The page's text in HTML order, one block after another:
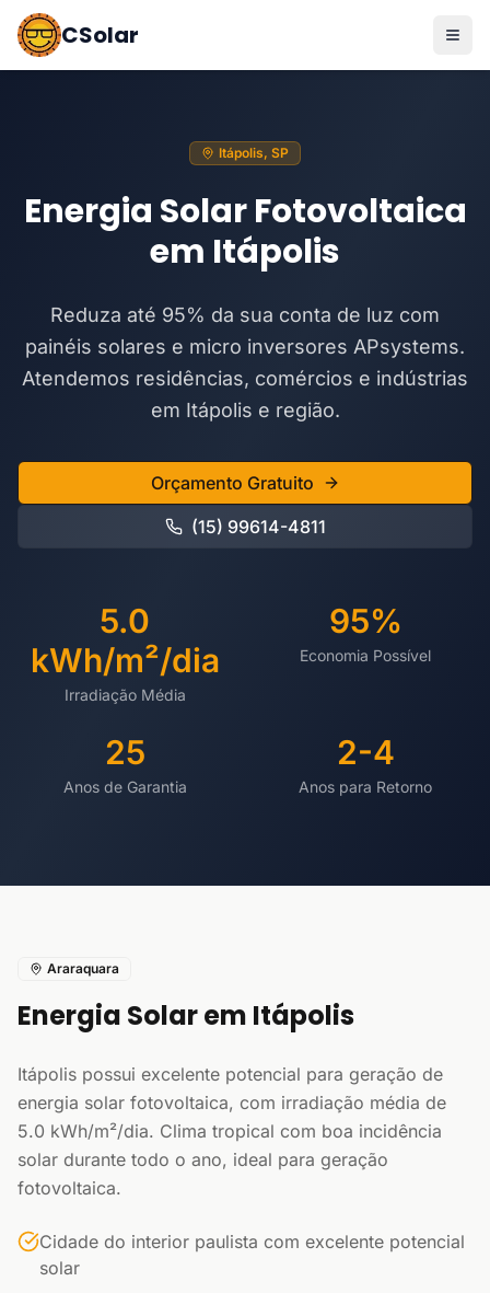
CSolar
Itápolis, SP
Energia Solar Fotovoltaica
em Itápolis
Reduza até 95% da sua conta de luz com
painéis solares e micro inversores APsystems.
Atendemos residências, comércios e indústrias
em Itápolis e região.
Orçamento Gratuito
(15) 99614-4811
5.0
kWh/m²/dia
Irradiação Média
95%
Economia Possível
25
Anos de Garantia
2-4
Anos para Retorno
Araraquara
Energia Solar em Itápolis
Itápolis possui excelente potencial para geração de
energia solar fotovoltaica, com irradiação média de
5.0 kWh/m²/dia. Clima tropical com boa incidência
solar durante todo o ano, ideal para geração
fotovoltaica.
Cidade do interior paulista com excelente potencial
solar